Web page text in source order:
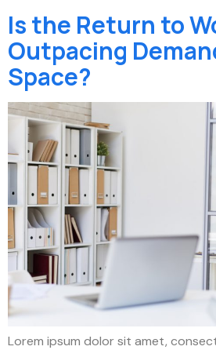
Is the Return to
Outpacing
Space?
Lorem ipsum dolor sit amet,